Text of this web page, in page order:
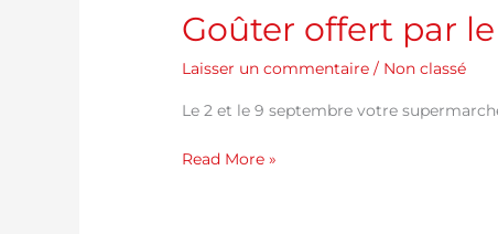
Goûter offert par
Laisser un commentaire / Non classé
Le 2 et le 9 septembre votre
Goûter
offert
par
supermarché
K’store
Read More »